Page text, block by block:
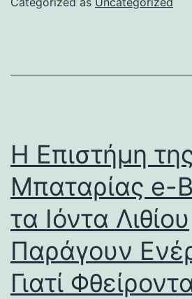
Η Επιστήμη
Μπαταρίας e-
τα Ιόντα Λιθίου
Παράγουν
Γιατί